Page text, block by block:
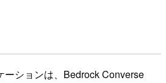
ーションは、Bedrock Converse